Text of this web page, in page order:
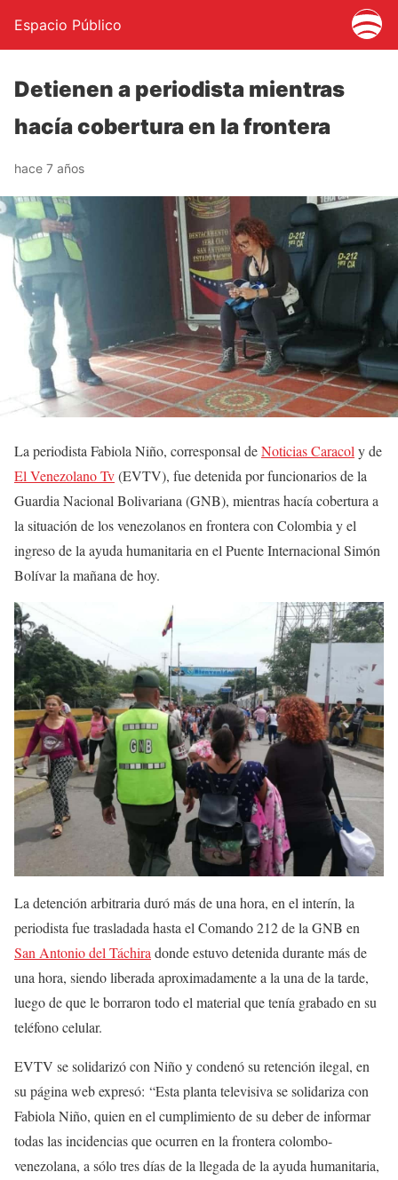
Espacio Público
Detienen a periodista mientras
hacía cobertura en la frontera
hace 7 años
La periodista Fabiola Niño, corresponsal deNoticias Caracol y de
El Venezolano Tv(EVTV), fue detenida por funcionarios de la
Guardia Nacional Bolivariana (GNB), mientras hacía cobertura a
la situación de los venezolanos en frontera con Colombia y el
ingreso de la ayuda humanitaria en el Puente Internacional Simón
Bolívar la mañana de hoy.
La detención arbitraria duró más de una hora, en el interín, la
periodista fue trasladada hasta el Comando 212 de la GNB en
San Antonio del Táchira donde estuvo detenida durante más de
una hora, siendo liberada aproximadamente a la una de la tarde,
luego de que le borraron todo el material que tenía grabado en su
teléfono celular.
EVTV se solidarizó con Niño y condenó su retención ilegal, en
su página web expresó: “Esta planta televisiva se solidariza con
Fabiola Niño, quien en el cumplimiento de su deber de informar
todas las incidencias que ocurren en la frontera colombo-
venezolana, a sólo tres días de la llegada de la ayuda humanitaria,